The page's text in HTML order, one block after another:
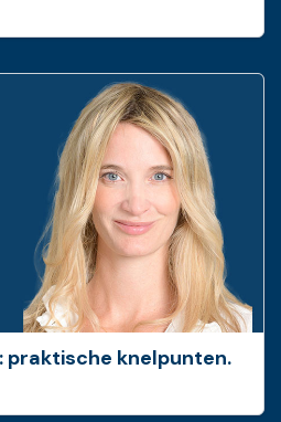
­praktische knelpunten.